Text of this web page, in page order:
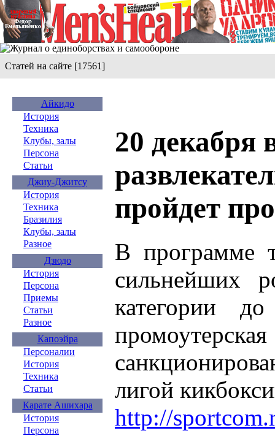
Статей на сайте [17561]
Айкидо
История
Техника
Клубы, залы
Персона
Статьи
Джиу-Джитсу
История
Техника
Бразилия
Клубы, залы
Разное
Дзюдо
История
Персона
Приемы
Статьи
Разное
Капоэйра
Персоналии
История
Техника
Статьи
Карате Ашихара
История
Персона
20 декабря
пройдет
В программе
сильнейших
категории
лигой
http://